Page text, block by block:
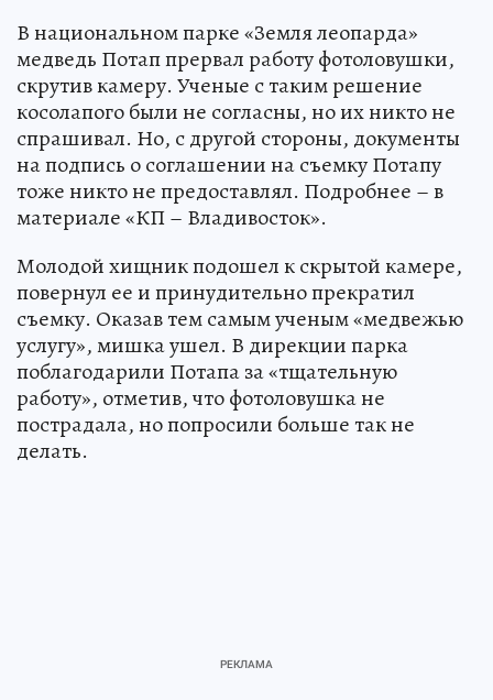
В национальном парке «Земля леопарда»
медведь Потап прервал работу фотоловушки,
скрутив камеру. Ученые с таким решение
косолапого были не согласны, но их никто не
спрашивал. Но, с другой стороны, документы
на подпись о соглашении на съемку Потапу
тоже никто не предоставлял. Подробнее – в
материале «КП – Владивосток».
Молодой хищник подошел к скрытой камере,
повернул ее и принудительно прекратил
съемку. Оказав тем самым ученым «медвежью
услугу», мишка ушел. В дирекции парка
поблагодарили Потапа за «тщательную
работу», отметив, что фотоловушка не
пострадала, но попросили больше так не
делать.